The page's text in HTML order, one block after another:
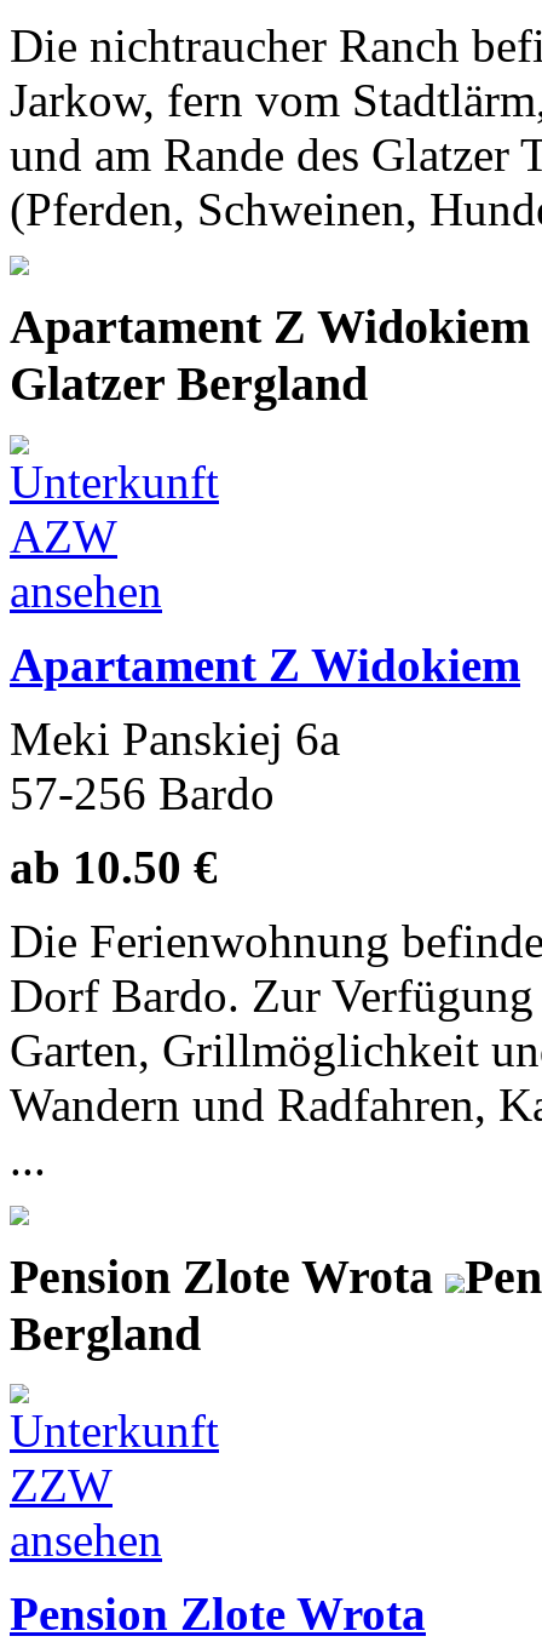
Die nichtraucher Ranch
Jarkow, fern vom
und am Rande des Glatzer
(Pferden, Schweinen,
Apartament Z Widokiem
Glatzer Bergland
Apartament Z Widokiem
Meki Panskiej 6a
57-256 Bardo
ab 10.50 €
Die Ferienwohnung
Dorf Bardo. Zur
Garten, Grillmöglichkeit
Wandern und Radfahren,
...
Pension Zlote Wrota
Bergland
Pension Zlote Wrota